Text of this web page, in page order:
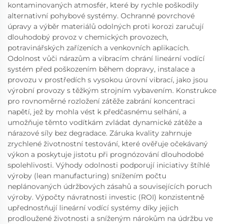
kontaminovaných atmosfér, které by rychle poškodily
alternativní pohybové systémy. Ochranné povrchové
úpravy a výběr materiálů odolných proti korozi zaručují
dlouhodobý provoz v chemických provozech,
potravinářských zařízeních a venkovních aplikacích.
Odolnost vůči nárazům a vibracím chrání lineární vodící
systém před poškozením během dopravy, instalace a
provozu v prostředích s vysokou úrovní vibrací, jako jsou
výrobní provozy s těžkým strojním vybavením. Konstrukce
pro rovnoměrné rozložení zátěže zabrání koncentraci
napětí, jež by mohla vést k předčasnému selhání, a
umožňuje těmto vodítkám zvládat dynamické zátěže a
nárazové síly bez degradace. Záruka kvality zahrnuje
zrychlené životnostní testování, které ověřuje očekávaný
výkon a poskytuje jistotu při prognózování dlouhodobé
spolehlivosti. Výhody odolnosti podporují iniciativy štíhlé
výroby (lean manufacturing) snížením počtu
neplánovaných údržbových zásahů a souvisejících poruch
výroby. Výpočty návratnosti investic (ROI) konzistentně
upřednostňují lineární vodící systémy díky jejich
prodloužené životnosti a sníženým nárokům na údržbu ve